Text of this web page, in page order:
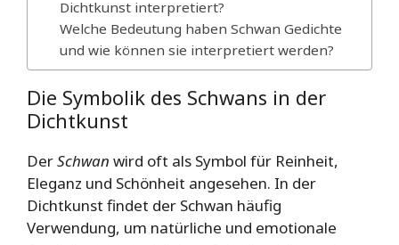
Dichtkunst interpretiert?
Welche Bedeutung haben Schwan Gedichte
und wie können sie interpretiert werden?
Die Symbolik des Schwans in der
Dichtkunst
DerSchwan wird oft als Symbol für Reinheit,
Eleganz und Schönheit angesehen. In der
Dichtkunst findet der Schwan häufig
Verwendung, um natürliche und emotionale